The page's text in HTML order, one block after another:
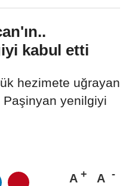
kabul etti
hezimete uğrayan
Paşinyan yenilgiyi
A A